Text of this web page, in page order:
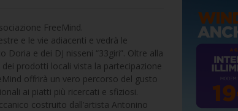
FreeMind.
e le vie adiacenti e vedrà le
Doria e dei DJ nisseni “33giri”. Oltre alla
prodotti locali vista la partecipazione
offrirà un vero percorso del gusto
ai piatti più ricercati e sfiziosi.
costruito dall’artista Antonino